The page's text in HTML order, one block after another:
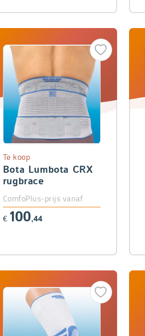
Bota Lumbota CRX
rugbrace
Te koop
ComfoPlus-prijs vanaf
€ 100,44